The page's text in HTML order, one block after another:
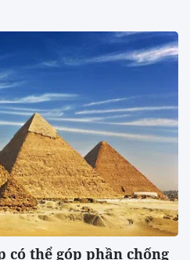
thể góp phần chống